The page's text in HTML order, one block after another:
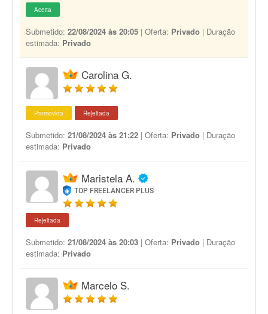
Aceita
Submetido: 22/08/2024 às 20:05 | Oferta: Privado | Duração
estimada: Privado
Carolina G.
Promovida Rejeitada
Submetido: 21/08/2024 às 21:22 | Oferta: Privado | Duração
estimada: Privado
Maristela A.
TOP FREELANCER PLUS
Rejeitada
Submetido: 21/08/2024 às 20:03 | Oferta: Privado | Duração
estimada: Privado
Marcelo S.